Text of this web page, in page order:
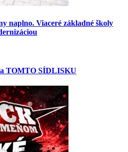
naplno. Viaceré základné školy
TOMTO SÍDLISKU